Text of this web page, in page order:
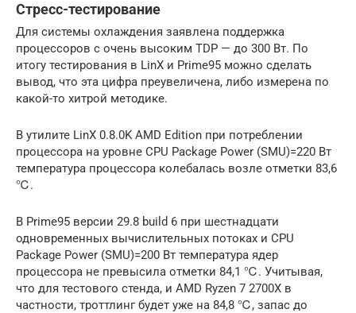
Стресс-тестирование
Для системы охлаждения заявлена поддержка
процессоров с очень высоким TDP — до 300 Вт. По
итогу тестирования в LinX и Prime95 можно сделать
вывод, что эта цифра преувеличена, либо измерена по
какой-то хитрой методике.
В утилите LinX 0.8.0K AMD Edition при потреблении
процессора на уровне CPU Package Power (SMU)=220 Вт
температура процессора колебалась возле отметки 83,6
℃.
В Prime95 версии 29.8 build 6 при шестнадцати
одновременных вычислительных потоках и CPU
Package Power (SMU)=200 Вт температура ядер
процессора не превысила отметки 84,1 ℃. Учитывая,
что для тестового стенда, и AMD Ryzen 7 2700X в
частности, троттлинг будет уже на 84,8 ℃, запас до